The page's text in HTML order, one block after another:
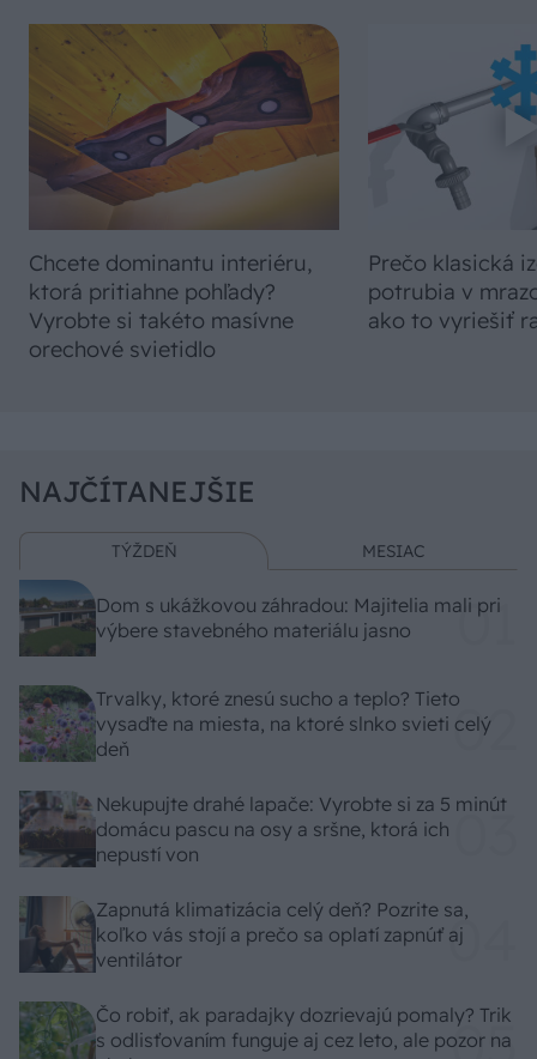
Chcete dominantu interiéru,
ktorá pritiahne pohľady?
Vyrobte si takéto masívne
orechové svietidlo
Prečo klasická
potrubia v
ako to vyriešiť
NAJČÍTANEJŠIE
TÝŽDEŇ MESIAC
Dom s ukážkovou záhradou: Majitelia mali pri
výbere stavebného materiálu jasno
Trvalky, ktoré znesú sucho a teplo? Tieto
vysaďte na miesta, na ktoré slnko svieti celý
deň
Nekupujte drahé lapače: Vyrobte si za 5 minút
domácu pascu na osy a sršne, ktorá ich
nepustí von
Zapnutá klimatizácia celý deň? Pozrite sa,
koľko vás stojí a prečo sa oplatí zapnúť aj
ventilátor
Čo robiť, ak paradajky dozrievajú pomaly? Trik
s odlisťovaním funguje aj cez leto, ale pozor na